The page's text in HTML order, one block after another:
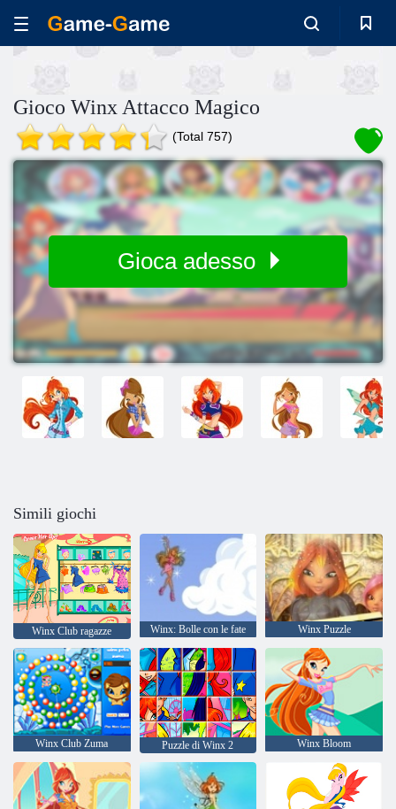
Gioco Winx Attacco Magico
(Total 757)
Gioca adesso
Simili giochi
Winx Club ragazze Winx: Bolle con le fate Winx Puzzle
Winx Club Zuma Puzzle di Winx 2 Winx Bloom